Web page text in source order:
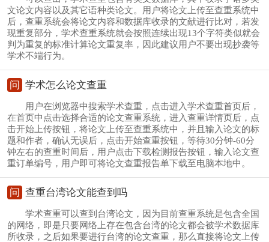
文论文内容以及其它语种类论文。用户将论文上传至查重系统中
后，查重系统会将论文内容和数据库收录的文献进行比对，若发
现重复部分，学术查重系统就会按照连续出现13个字符类似就会
判为重复的标准计算论文重复率，因此建议用户不要出现抄袭等
学术不端行为。
问 学术怎么论文查重
用户在浏览器中搜索学术查重，点击进入学术查重首页后，
在首页中点击选择合适的论文查重系统，进入查重详情页后，点
击开始上传按钮，将论文上传至查重系统中，并且输入论文的标
题和作者，确认无误后，点击开始查重按钮，等待30分钟-60分
钟左右的查重时间后，用户点击下载检测报告按钮，输入论文查
重订单编号，用户即可将论文查重报告单下载至电脑本地中。
问 查重台湾论文能查到吗
学术查重可以查到台湾论文，因为目前查重系统是包含全国
的网络，即是只要网络上存在包含台湾的论文都会被学术数据库
所收录，之后如果要进行台湾的论文查重，那么直接将论文上传